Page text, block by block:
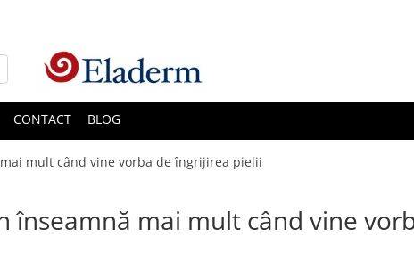
CONTACT BLOG
mult când vine vorba de îngrijirea pielii
înseamnă mai mult când vine